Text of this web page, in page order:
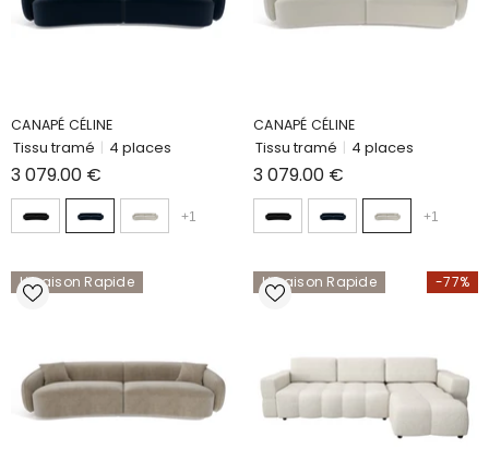
CANAPÉ CÉLINE
Tissu tramé | 4 places
3 079.00 €
+1
CANAPÉ CÉLINE
Tissu tramé | 4 places
3 079.00 €
+1
Livraison Rapide -77%
Livraison Rapide